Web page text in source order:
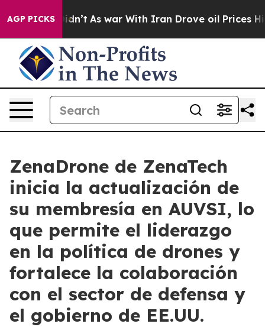
AGP PICKS
it Didn’t As war With Iran Drove oil Prices
ZenaDrone de ZenaTech
inicia la actualización de
su membresía en AUVSI, lo
que permite el liderazgo
en la política de drones y
fortalece la colaboración
con el sector de defensa y
el gobierno de EE.UU.